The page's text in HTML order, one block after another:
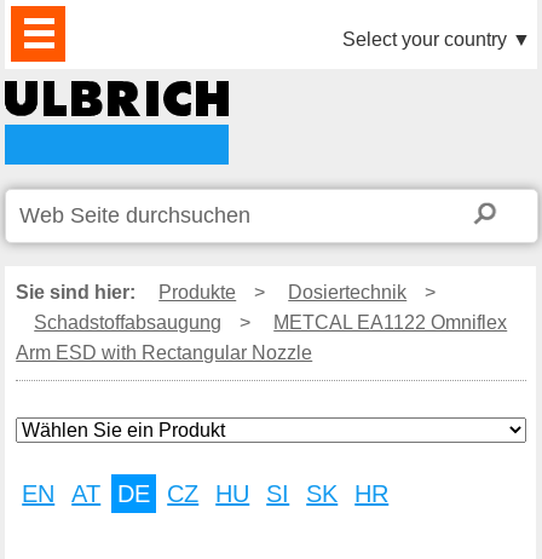
PRODUKTE
AKTUELLES
DOWNLOAD
VIDEO
PARTNER
UNTERNEHMEN
KONTAKTE Select your country ▼
Sie sind hier: Produkte > Dosiertechnik
>
Schadstoffabsaugung
>
METCAL EA1122 Omniflex
Arm ESD with Rectangular Nozzle
EN AT DE CZ HU SI SK HR